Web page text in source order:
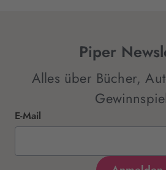
Piper
Alles über Bücher,
E-Mail